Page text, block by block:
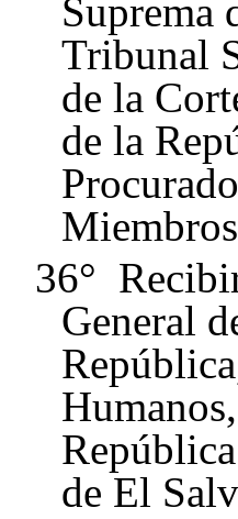
Suprema
Tribunal
de la
de la
36°
General
de El